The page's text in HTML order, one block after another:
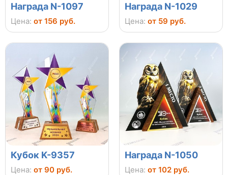
Награда N-1097
Цена: от 156 руб.
Награда N-1029
Цена: от 59 руб.
Кубок K-9357
Цена: от 90 руб.
Награда N-1050
Цена: от 102 руб.